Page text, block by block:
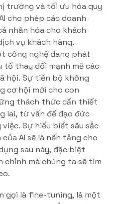
trường và tối ưu hóa quy
cho phép các doanh
nhân hóa cho khách
vụ khách hàng.
công nghệ đang phát
tố thay đổi mạnh mẽ các
hội. Sự tiến bộ không
cơ hội mới cho con
thách thức cần thiết
lai, từ vấn đề đạo đức
Sự hiểu biết sâu sắc
AI sẽ là nền tảng cho
sau này, đặc biệt
mà chúng ta sẽ tìm
gọi là fine-tuning, là một